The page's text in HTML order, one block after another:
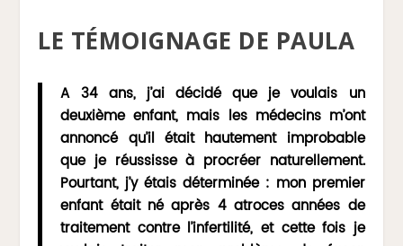
LE TÉMOIGNAGE DE PAULA
A 34 ans, j’ai décidé que je voulais un
deuxième enfant, mais les médecins m’ont
annoncé qu’il était hautement improbable
que je réussisse à procréer naturellement.
Pourtant, j’y étais déterminée : mon premier
enfant était né après 4 atroces années de
traitement contre l’infertilité, et cette fois je